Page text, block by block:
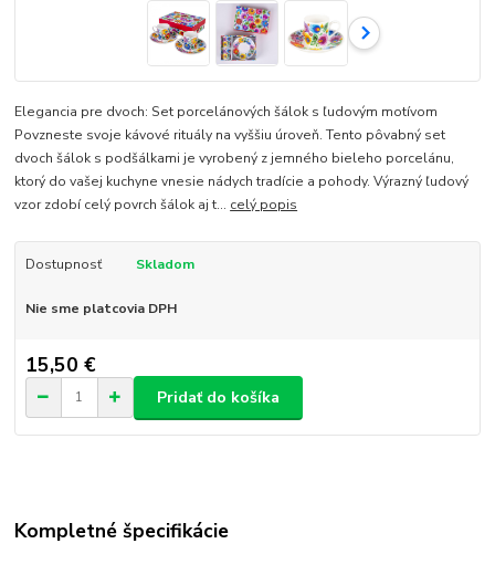
Elegancia pre dvoch: Set porcelánových šálok s ľudovým motívom
Povzneste svoje kávové rituály na vyššiu úroveň. Tento pôvabný set
dvoch šálok s podšálkami je vyrobený z jemného bieleho porcelánu,
ktorý do vašej kuchyne vnesie nádych tradície a pohody. Výrazný ľudový
vzor zdobí celý povrch šálok aj t... celý popis
Dostupnosť Skladom
Nie sme platcovia DPH
15,50 €
Pridať do košíka
Kompletné špecifikácie